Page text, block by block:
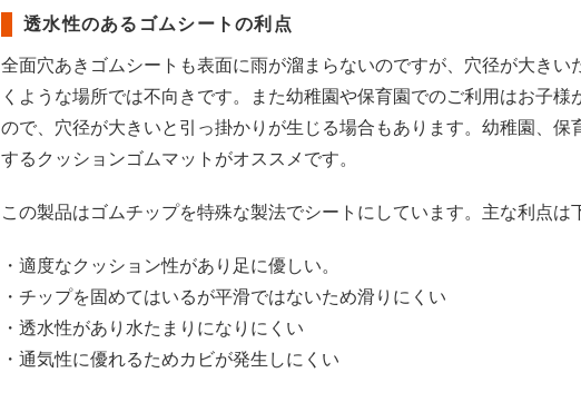
透水性のあるゴムシートの利点
全面穴あきゴムシートも表面に雨が溜まらないのですが、穴径が大きい
くような場所では不向きです。また幼稚園や保育園でのご利用はお子
ので、穴径が大きいと引っ掛かりが生じる場合もあります。幼稚園、保
するクッションゴムマットがオススメです。
この製品はゴムチップを特殊な製法でシートにしています。主な利点は
・適度なクッション性があり足に優しい。
・チップを固めてはいるが平滑ではないため滑りにくい
・透水性があり水たまりになりにくい
・通気性に優れるためカビが発生しにくい